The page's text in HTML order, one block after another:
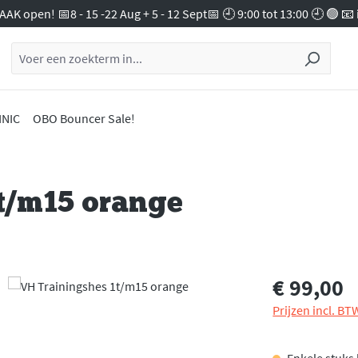
open! 📅8 - 15 -22 Aug + 5 - 12 Sept📅 🕘 9:00 tot 13:00 🕘 🟢
OBO Bouncer Sale!
m15 orange
Normale prijs:
€ 99,00
Prijzen incl.